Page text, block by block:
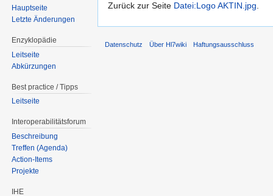
Zurück zur Seite Datei:Logo AKTIN.jpg.
Hauptseite
Letzte Änderungen
Enzyklopädie
Leitseite
Abkürzungen
Best practice / Tipps
Leitseite
Interoperabilitätsforum
Beschreibung
Treffen (Agenda)
Action-Items
Projekte
IHE
Datenschutz Über Hl7wiki Haftungsausschluss